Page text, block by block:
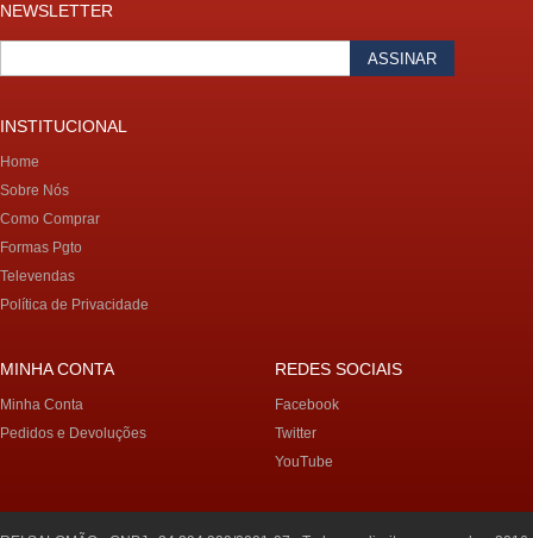
NEWSLETTER
ASSINAR
INSTITUCIONAL
Home
Sobre Nós
Como Comprar
Formas Pgto
Televendas
Política de Privacidade
MINHA CONTA
Minha Conta
Pedidos e Devoluções
REDES SOCIAIS
Facebook
Twitter
YouTube